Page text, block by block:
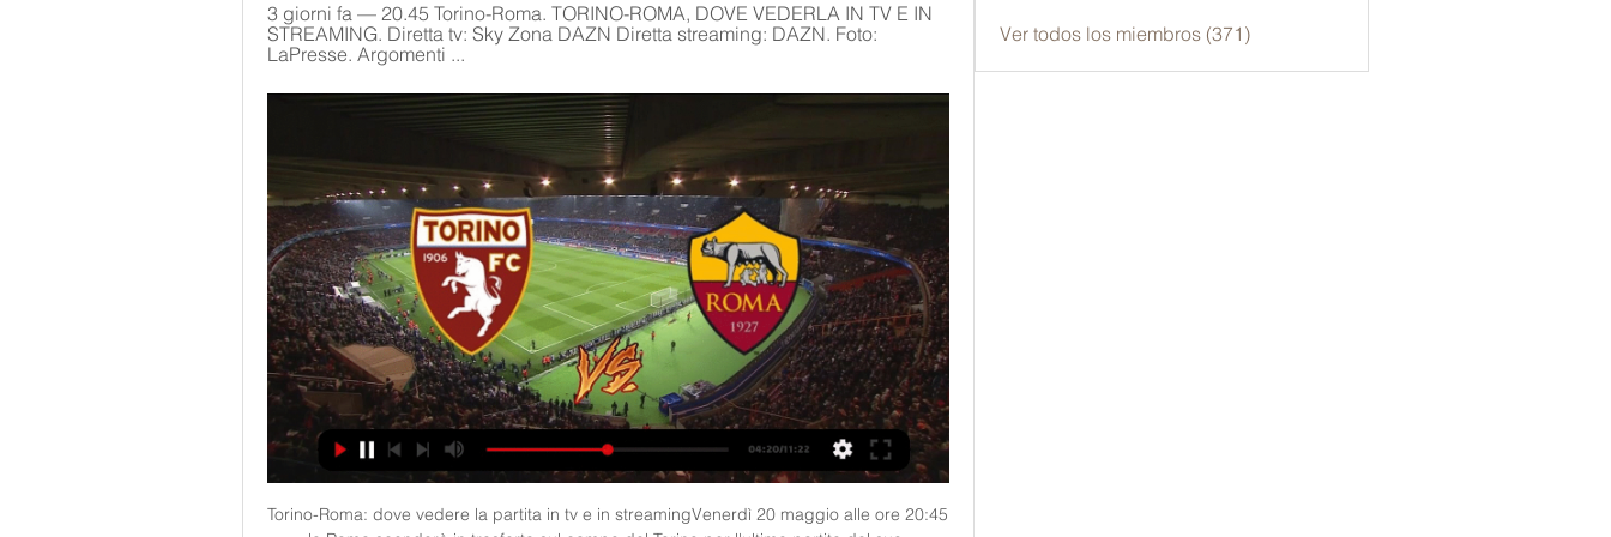
3 giorni fa — 20.45 Torino-Roma. TORINO-ROMA, DOVE VEDERLA IN TV E IN
STREAMING. Diretta tv: Sky Zona DAZN Diretta streaming: DAZN. Foto:
LaPresse. Argomenti ...
Torino-Roma: dove vedere la partita in tv e in streamingVenerdì 20 maggio alle ore 20:45
Ver todos los miembros (371)